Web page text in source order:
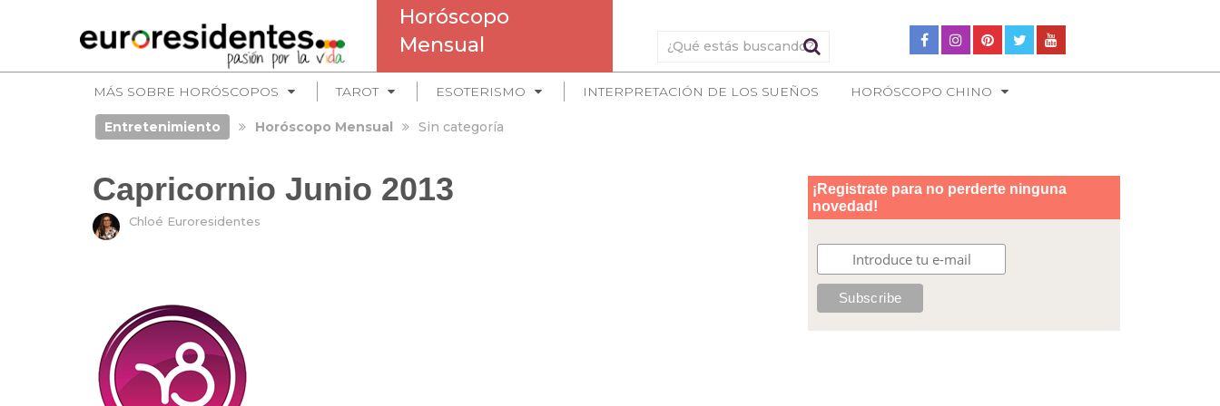
Horóscopo
Mensual
MÁS SOBRE HORÓSCOPOS TAROT ESOTERISMO INTERPRETACIÓN DE LOS SUEÑOS HORÓSCOPO CHINO
Entretenimiento Horóscopo Mensual Sin categoría
Capricornio Junio 2013
Chloé Euroresidentes